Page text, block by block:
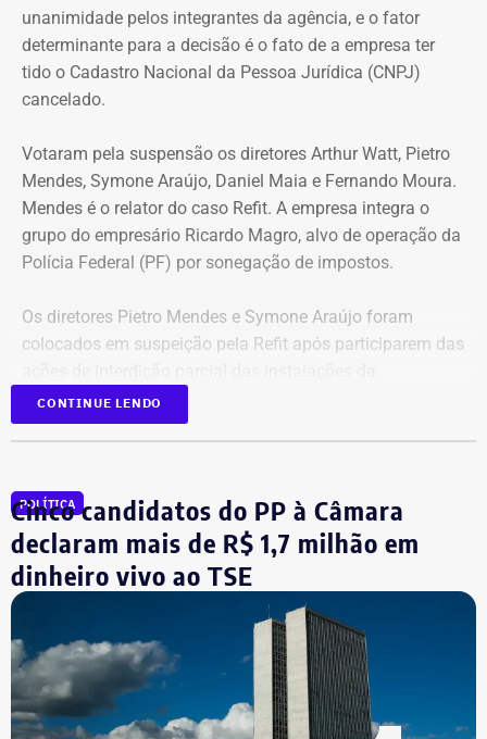
Benz AMG G63, avaliado em R$ 2,35 milhões, um
Volkswagen Passat de R$ 115 mil, R$ 709 mil em “bens
móveis de uso pessoal” e R$ 35 mil em dinheiro em
espécie.
Reprodução/Internet
unanimidade pelos integrantes da agência, e o fator
determinante para a decisão é o fato de a empresa ter
tido o Cadastro Nacional da Pessoa Jurídica (CNPJ)
cancelado.
Votaram pela suspensão os diretores Arthur Watt, Pietro
Mendes, Symone Araújo, Daniel Maia e Fernando Moura.
Mendes é o relator do caso Refit. A empresa integra o
grupo do empresário Ricardo Magro, alvo de operação da
Polícia Federal (PF) por sonegação de impostos.
Os diretores Pietro Mendes e Symone Araújo foram
colocados em suspeição pela Refit após participarem das
companhia em setembro de 2025.
liminar, porém, o Superior Tribunal de Justiça (STJ)
garantiu a participação dos dois diretores na votação até
que o mérito da questão seja analisado pela Corte.
Segundo as investigações, a refinaria importava
combustível quase pronto, mas fingia que o material era
matéria-prima e simulava uma operação de refino na sua
unidade fantasma de Manguinhos.
CONTINUE LENDO
POLÍTICA
Cinco candidatos do PP à Câmara
declaram mais de R$ 1,7 milhão em
dinheiro vivo ao TSE